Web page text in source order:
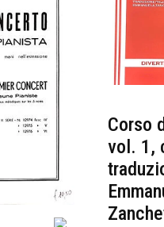
Corso
vol. 1,